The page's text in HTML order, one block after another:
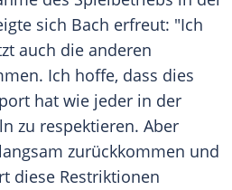
sich Bach erfreut: "Ich
auch die anderen
Ich hoffe, dass dies
hat wie jeder in der
zu respektieren. Aber
zurückkommen und
diese Restriktionen